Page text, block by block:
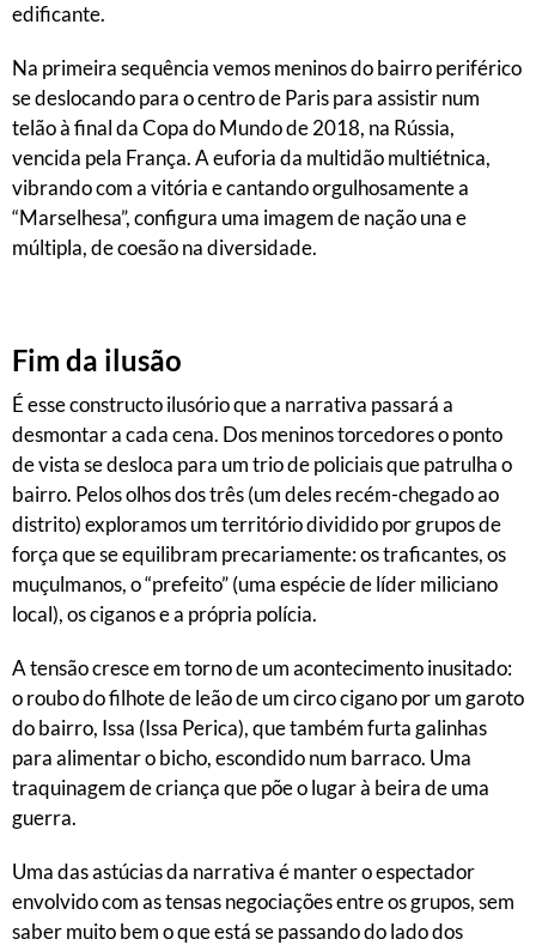
edificante.
Na primeira sequência vemos meninos do bairro periférico
se deslocando para o centro de Paris para assistir num
telão à final da Copa do Mundo de 2018, na Rússia,
vencida pela França. A euforia da multidão multiétnica,
vibrando com a vitória e cantando orgulhosamente a
“Marselhesa”, configura uma imagem de nação una e
múltipla, de coesão na diversidade.
Fim da ilusão
É esse constructo ilusório que a narrativa passará a
desmontar a cada cena. Dos meninos torcedores o ponto
de vista se desloca para um trio de policiais que patrulha o
bairro. Pelos olhos dos três (um deles recém-chegado ao
distrito) exploramos um território dividido por grupos de
força que se equilibram precariamente: os traficantes, os
muçulmanos, o “prefeito” (uma espécie de líder miliciano
local), os ciganos e a própria polícia.
A tensão cresce em torno de um acontecimento inusitado:
o roubo do filhote de leão de um circo cigano por um garoto
do bairro, Issa (Issa Perica), que também furta galinhas
para alimentar o bicho, escondido num barraco. Uma
traquinagem de criança que põe o lugar à beira de uma
guerra.
Uma das astúcias da narrativa é manter o espectador
envolvido com as tensas negociações entre os grupos, sem
saber muito bem o que está se passando do lado dos